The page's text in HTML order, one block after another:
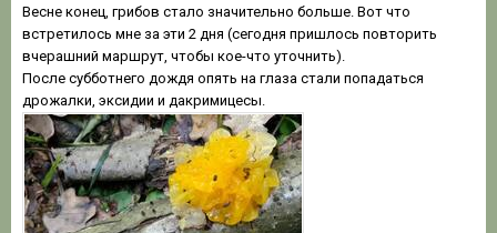
Весне конец, грибов стало значительно больше. Вот что
встретилось мне за эти 2 дня (сегодня пришлось повторить
вчерашний маршрут, чтобы кое-что уточнить).
После субботнего дождя опять на глаза стали попадаться
дрожалки, эксидии и дакримицесы.